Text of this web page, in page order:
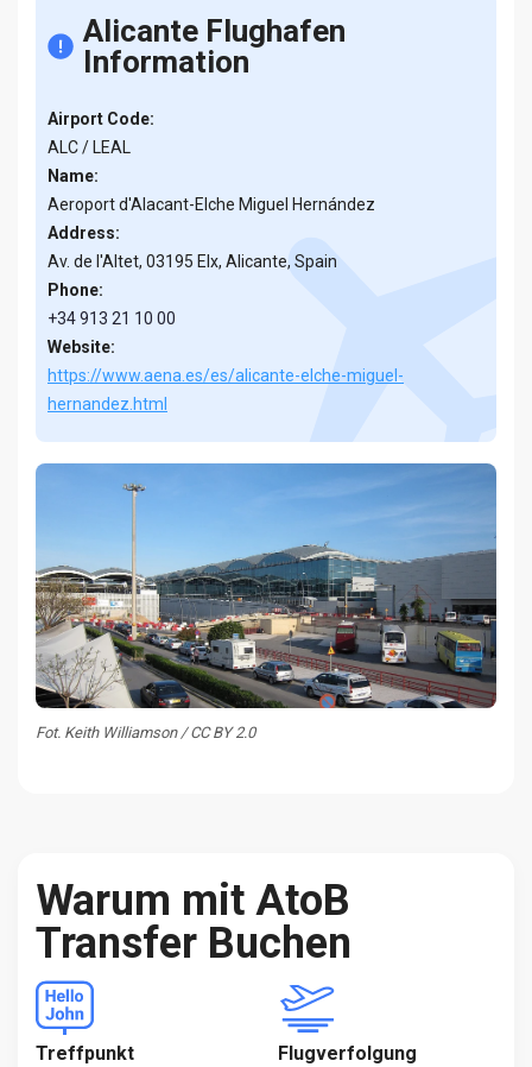
Alicante Flughafen
Information
Airport Code:
ALC / LEAL
Name:
Aeroport d'Alacant-Elche Miguel Hernández
Address:
Av. de l'Altet, 03195 Elx, Alicante, Spain
Phone:
+34 913 21 10 00
Website:
https://www.aena.es/es/alicante-elche-miguel-
hernandez.html
Fot. Keith Williamson / CC BY 2.0
Warum mit AtoB
Transfer Buchen
Treffpunkt Flugverfolgung